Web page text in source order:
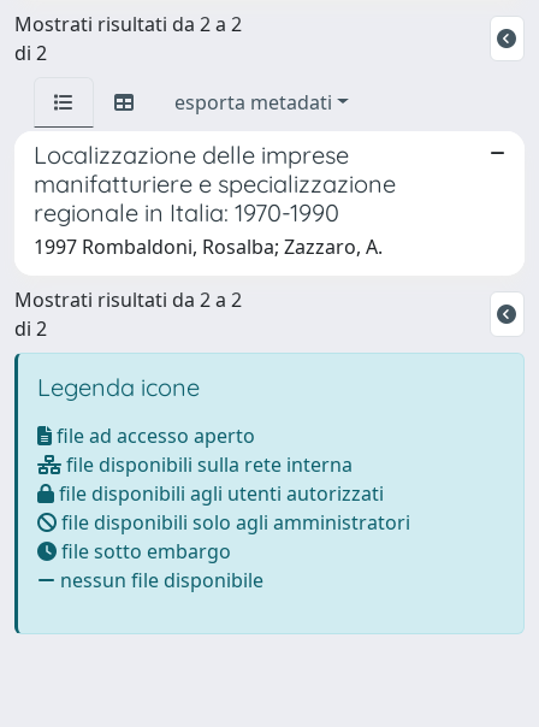
Mostrati risultati da 2 a 2
di 2
esporta metadati
Localizzazione delle imprese
manifatturiere e specializzazione
regionale in Italia: 1970-1990
1997 Rombaldoni, Rosalba; Zazzaro, A.
Mostrati risultati da 2 a 2
di 2
Legenda icone
file ad accesso aperto
file disponibili sulla rete interna
file disponibili agli utenti autorizzati
file disponibili solo agli amministratori
file sotto embargo
nessun file disponibile